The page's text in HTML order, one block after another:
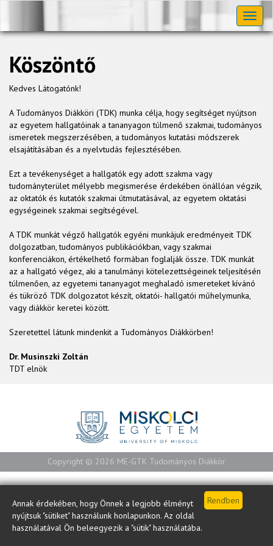
Annak érdekében, hogy Önnek a legjobb élményt
nyújtsuk "sütiket" használunk honlapunkon. Az oldal
használatával Ön beleegyezik a "sütik" használatába.
Köszöntő
Kedves Látogatónk!
A Tudományos Diákköri (TDK) munka célja, hogy segítséget nyújtson
az egyetem hallgatóinak a tananyagon túlmenő szakmai, tudományos
ismeretek megszerzésében, a tudományos kutatási módszerek
elsajátításában és a nyelvtudás fejlesztésében.
Ezt a tevékenységet a hallgatók egy adott szakma vagy
tudományterület mélyebb megismerése érdekében önállóan végzik,
az oktatók és kutatók szakmai útmutatásával, az egyetem oktatási
egységeinek szakmai segítségével.
A TDK munkát végző hallgatók egyéni munkájuk eredményeit TDK
dolgozatban, tudományos publikációkban, vagy szakmai
konferenciákon, értékelhető formában foglalják össze. TDK munkát
az a hallgató végez, aki a tanulmányi kötelezettségeinek teljesítésén
túlmenően, az egyetemi tananyagot meghaladó ismereteket kívánó
és tükröző TDK dolgozatot készít, oktatói- hallgatói műhelymunka,
vagy diákkör keretei között.
Szeretettel látunk mindenkit a Tudományos Diákkörben!
Dr. Musinszki Zoltán
TDT elnök
Copyright © 2026 ME-GTK Tudományos Diákkör